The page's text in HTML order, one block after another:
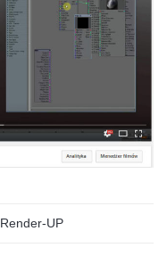
Render-UP